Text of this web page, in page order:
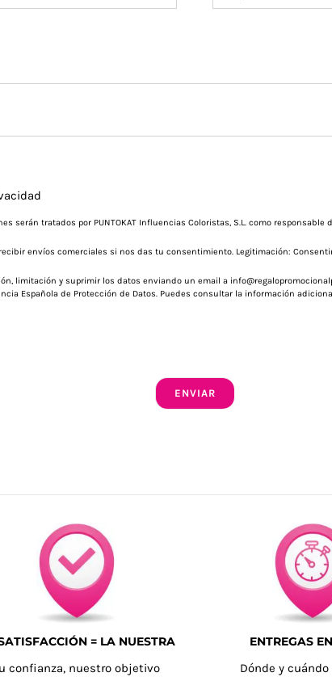
serán tratados por PUNTOKAT Influencias Coloristas, S.L. como
envíos comerciales si nos das tu consentimiento. Legitimación:
limitación y suprimir los datos enviando un email a
Española de Protección de Datos. Puedes consultar la información
ENVIAR
= LA NUESTRA
confianza, nuestro objetivo
ENTREGAS
Dónde y